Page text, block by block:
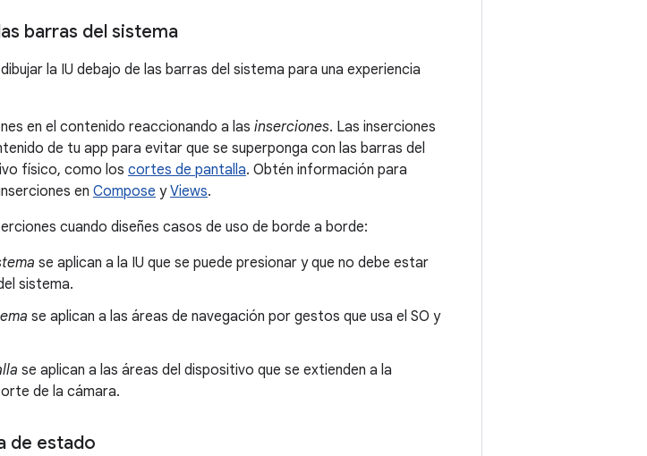
barras del sistema
la IU debajo de las barras del sistema para una experiencia
en el contenido reaccionando a las inserciones. Las inserciones
de tu app para evitar que se superponga con las barras del
físico, como los cortes de pantalla. Obtén información para
en Compose yViews.
cuando diseñes casos de uso de borde a borde:
se aplican a la IU que se puede presionar y que no debe estar
sistema.
se aplican a las áreas de navegación por gestos que usa el SO y
se aplican a las áreas del dispositivo que se extienden a la
de la cámara.
de estado